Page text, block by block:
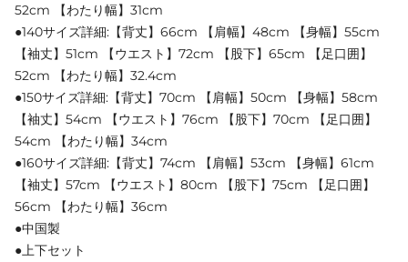
52cm 【わたり幅】31cm
●140サイズ詳細:【背丈】66cm 【肩幅】48cm 【身幅】55cm
【袖丈】51cm 【ウエスト】72cm 【股下】65cm 【足口囲】
52cm 【わたり幅】32.4cm
●150サイズ詳細:【背丈】70cm 【肩幅】50cm 【身幅】58cm
【袖丈】54cm 【ウエスト】76cm 【股下】70cm 【足口囲】
54cm 【わたり幅】34cm
●160サイズ詳細:【背丈】74cm 【肩幅】53cm 【身幅】61cm
【袖丈】57cm 【ウエスト】80cm 【股下】75cm 【足口囲】
56cm 【わたり幅】36cm
●中国製
●上下セット